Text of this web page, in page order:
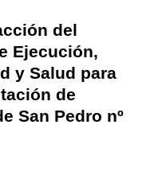
del
Ejecución,
y Salud para
de
San Pedro nº